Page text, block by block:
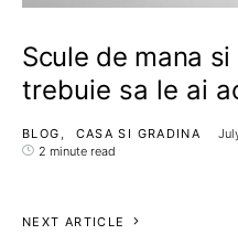
Scule de mana
trebuie sa le ai
BLOG CASA SI GRADINA
2 minute read
NEXT ARTICLE